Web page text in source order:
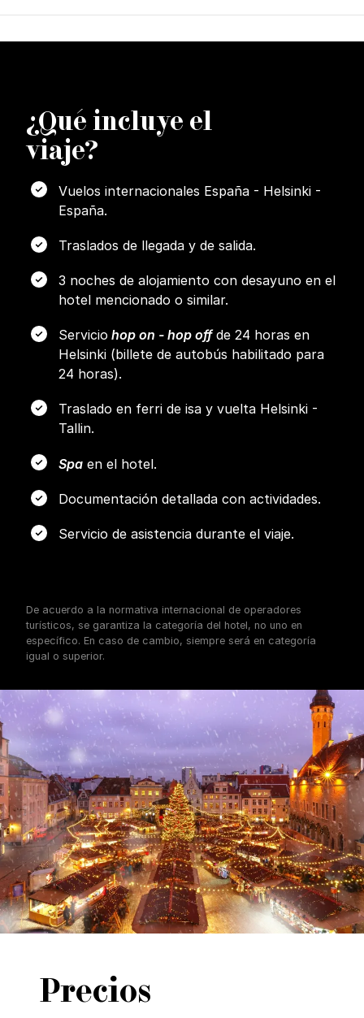
¿Qué incluye el
viaje?
Vuelos internacionales España - Helsinki -
España.
Traslados de llegada y de salida.
3 noches de alojamiento con desayuno en el
hotel mencionado o similar.
Servicio hop on - hop offde 24 horas en
Helsinki (billete de autobús habilitado para
24 horas).
Traslado en ferri de isa y vuelta Helsinki -
Tallin.
Spa en el hotel.
Documentación detallada con actividades.
Servicio de asistencia durante el viaje.
De acuerdo a la normativa internacional de operadores
turísticos, se garantiza la categoría del hotel, no uno en
específico. En caso de cambio, siempre será en categoría
igual o superior.
Precios